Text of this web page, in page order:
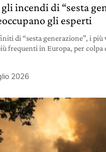
gli incendi di “sesta
gli esperti
di “sesta generazione”, i più
frequenti in Europa, per colpa
2026